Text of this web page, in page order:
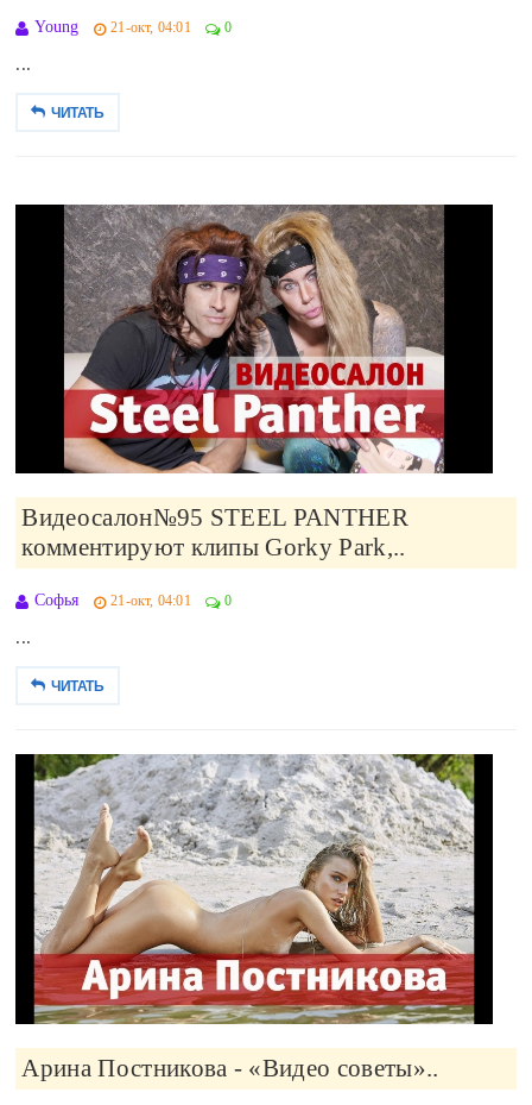
Young 21-окт, 04:01 0
...
ЧИТАТЬ
Видеосалон№95 STEEL PANTHER
комментируют клипы Gorky Park,..
Софья 21-окт, 04:01 0
...
ЧИТАТЬ
Арина Постникова - «Видео советы»..